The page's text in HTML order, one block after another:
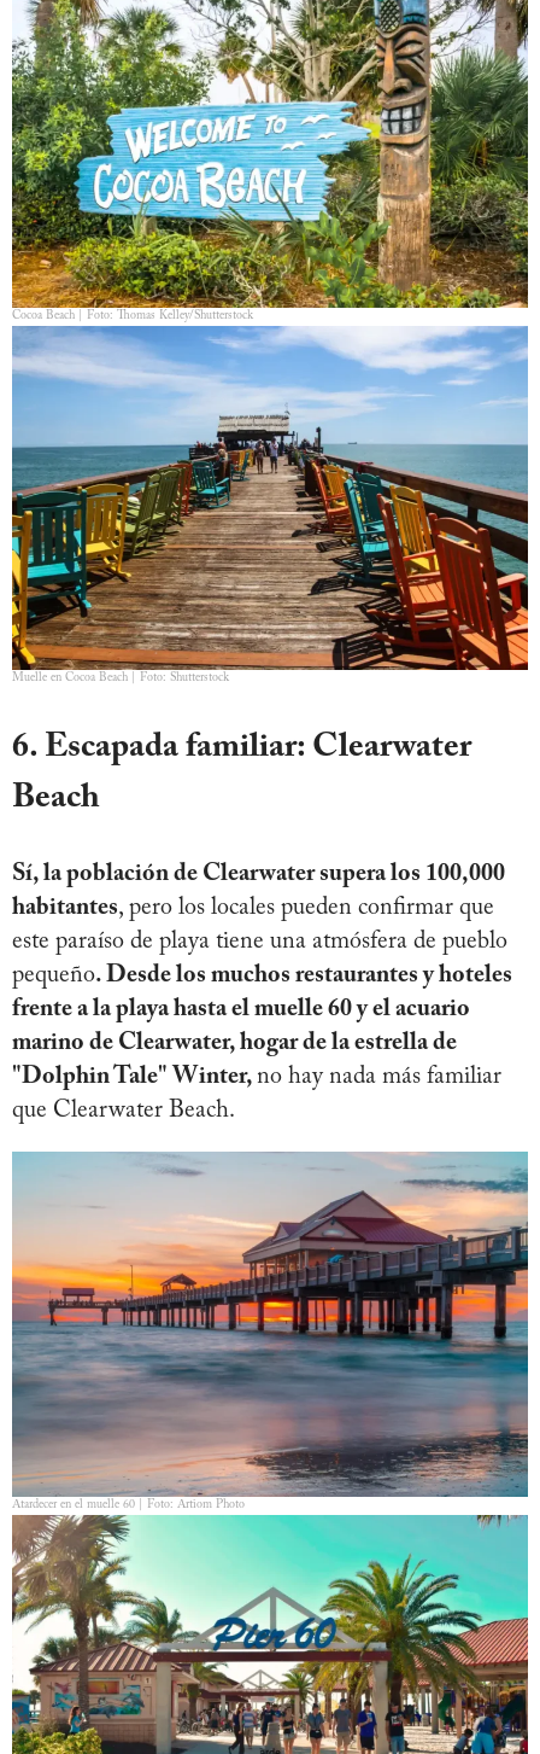
Cocoa Beach | Foto: Thomas Kelley/Shutterstock
Muelle en Cocoa Beach | Foto: Shutterstock
6. Escapada familiar: Clearwater
Beach
Sí, la población de Clearwater supera los 100,000
habitantes, pero los locales pueden confirmar que
este paraíso de playa tiene una atmósfera de pueblo
pequeño. Desde los muchos restaurantes y hoteles
frente a la playa hasta el muelle 60 y el acuario
marino de Clearwater, hogar de la estrella de
"Dolphin Tale" Winter, no hay nada más familiar
que Clearwater Beach.
Atardecer en el muelle 60 | Foto: Artiom Photo